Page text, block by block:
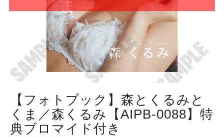
【フォトブック】森とくるみと
くま／森くるみ【AIPB-0088】特
典ブロマイド付き